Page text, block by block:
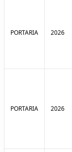
PORTARIA 2026
PORTARIA 2026